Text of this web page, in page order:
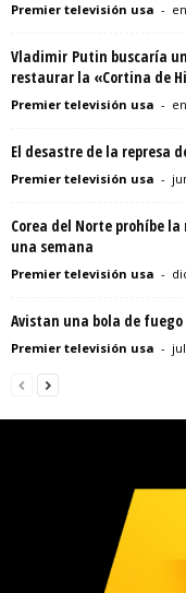
Premier televisión usa -
Vladimir Putin buscaría
restaurar la «Cortina de
Premier televisión usa -
El desastre de la represa
Premier televisión usa -
Corea del Norte prohíbe
una semana
Premier televisión usa -
Avistan una bola de
Premier televisión usa -